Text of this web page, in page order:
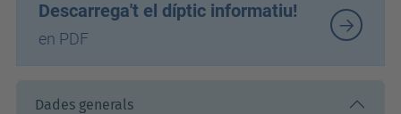
Descarrega't el díptic informatiu!
en PDF
Dades generals